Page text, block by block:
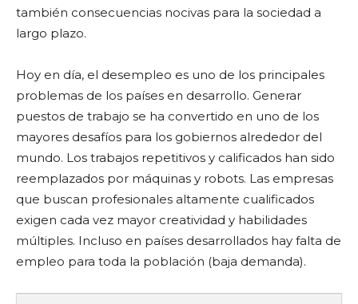
también consecuencias nocivas para la sociedad a
largo plazo.
Hoy en día, el desempleo es uno de los principales
problemas de los países en desarrollo. Generar
puestos de trabajo se ha convertido en uno de los
mayores desafíos para los gobiernos alrededor del
mundo. Los trabajos repetitivos y calificados han sido
reemplazados por máquinas y robots. Las empresas
que buscan profesionales altamente cualificados
exigen cada vez mayor creatividad y habilidades
múltiples. Incluso en países desarrollados hay falta de
empleo para toda la población (baja demanda).